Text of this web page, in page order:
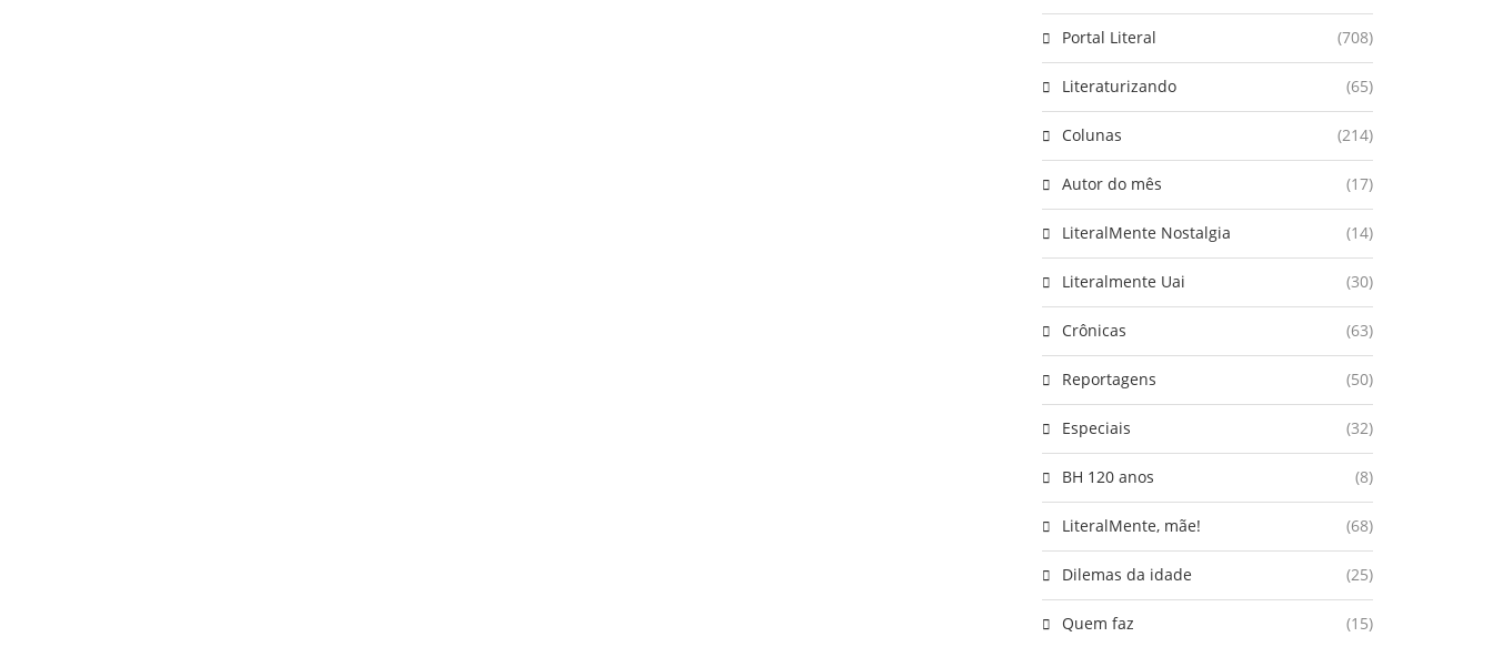
Portal Literal (708)
Literaturizando (65)
Colunas (214)
Autor do mês (17)
LiteralMente Nostalgia (14)
Literalmente Uai (30)
Crônicas (63)
Reportagens (50)
Especiais (32)
BH 120 anos (8)
LiteralMente, mãe! (68)
Dilemas da idade (25)
Quem faz (15)